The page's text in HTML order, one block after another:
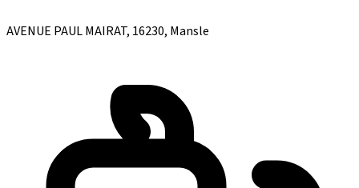
AVENUE PAUL MAIRAT, 16230, Mansle